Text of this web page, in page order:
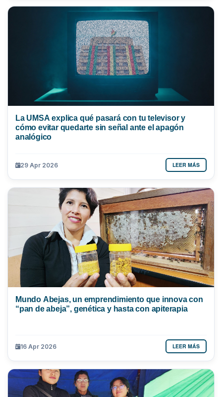
La UMSA explica qué pasará con tu televisor y
cómo evitar quedarte sin señal ante el apagón
analógico
29 Apr 2026 LEER MÁS
Mundo Abejas, un emprendimiento que innova con
“pan de abeja”, genética y hasta con apiterapia
16 Apr 2026 LEER MÁS